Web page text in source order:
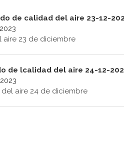
de calidad del aire 23-12-
23 de diciembre
de lcalidad del aire 24-12-
aire 24 de diciembre